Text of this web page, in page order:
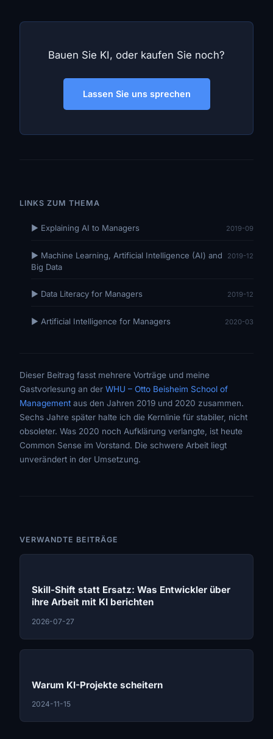
Bauen Sie KI, oder kaufen Sie noch?
Lassen Sie uns sprechen
LINKS ZUM THEMA
▶ Explaining AI to Managers 2019-09
▶ Machine Learning, Artificial Intelligence (AI) and
Big Data
2019-12
▶ Data Literacy for Managers 2019-12
▶ Artificial Intelligence for Managers 2020-03
Dieser Beitrag fasst mehrere Vorträge und meine
Gastvorlesung an der WHU – Otto Beisheim School of
Management aus den Jahren 2019 und 2020 zusammen.
Sechs Jahre später halte ich die Kernlinie für stabiler, nicht
obsoleter. Was 2020 noch Aufklärung verlangte, ist heute
Common Sense im Vorstand. Die schwere Arbeit liegt
unverändert in der Umsetzung.
VERWANDTE BEITRÄGE
Skill-Shift statt Ersatz: Was Entwickler über
ihre Arbeit mit KI berichten
2026-07-27
Warum KI-Projekte scheitern
2024-11-15